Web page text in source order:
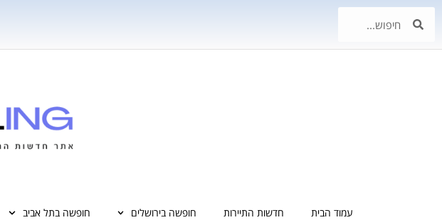
עמוד הבית חדשות התיירות חופשה בירושלים חופשה בתל אביב